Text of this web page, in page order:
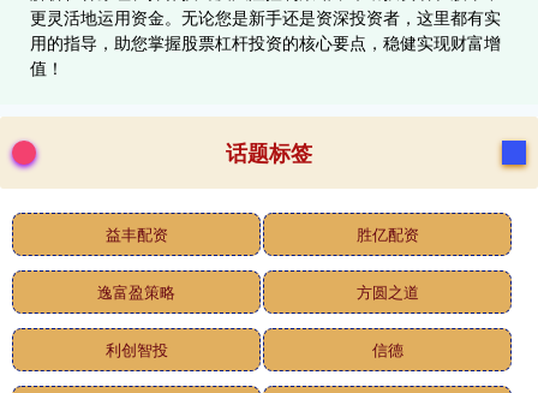
更灵活地运用资金。无论您是新手还是资深投资者，这里都有实
用的指导，助您掌握股票杠杆投资的核心要点，稳健实现财富增
值！
话题标签
益丰配资 胜亿配资
逸富盈策略 方圆之道
利创智投 信德